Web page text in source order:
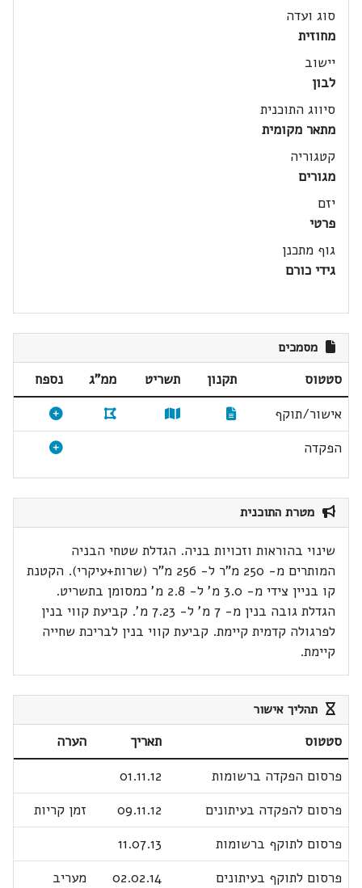
סוג ועדה
מחוזית
יישוב
לבון
סיווג התוכנית
מתאר מקומית
קטגוריה
מגורים
יזם
פרטי
גוף מתכנן
גידי כורם
מסמכים
סטטוס תקנון תשריט ממ"ג
נספח
אישור/תוקף
הפקדה
מטרת התוכנית
שינוי בהוראות וזכויות בניה. הגדלת שטחי הבניה
המותרים מ- 250 מ"ר ל- 256 מ"ר (שרות+עיקרי). הקטנת
קו בניין צידי מ- 3.0 מ' ל- 2.8 מ' כמסומן בתשריט.
הגדלת גובה בנין מ- 7 מ' ל- 7.23 מ'. קביעת קווי בנין
לפרגולה קדמית קיימת. קביעת קווי בנין לבריכת שחייה
קיימת.
תהליך אישור
סטטוס תאריך
הערה
פרסום הפקדה ברשומות
01.11.12
פרסום להפקדה בעיתונים
09.11.12
זמן קריות
פרסום לתוקף ברשומות
11.07.13
פרסום לתוקף בעיתונים
02.02.14 מעריב